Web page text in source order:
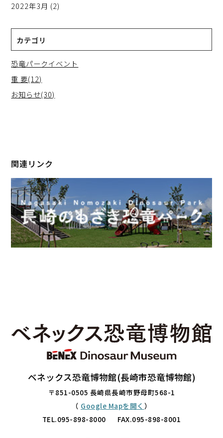
2022年3月 (2)
カテゴリ
恐竜パークイベント
重 要(12)
お知らせ(30)
関連リンク
ベネックス恐竜博物館(長崎市恐竜博物館)
〒851-0505 長崎県長崎市野母町568-1
（ Google Mapを開く ）
TEL.095-898-8000 FAX.095-898-8001